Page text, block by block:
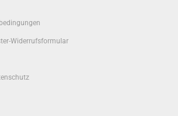
Widerrufsformular